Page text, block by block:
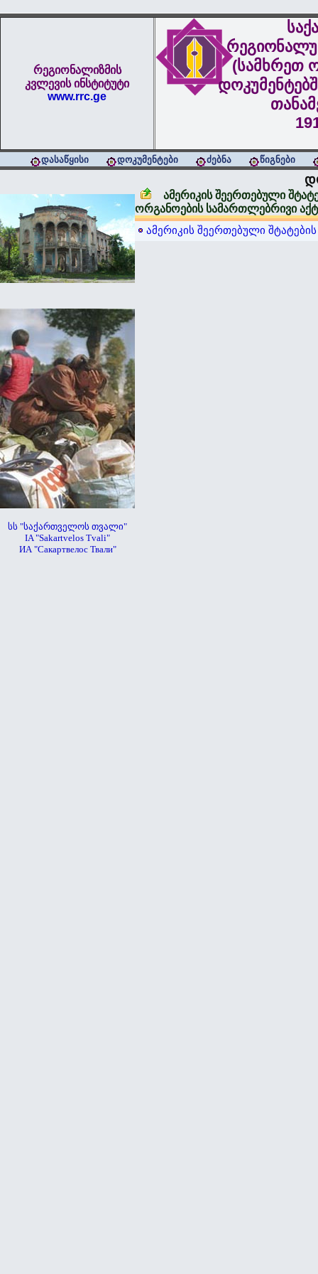
რეგიონალიზმის
კვლევის ინსტიტუტი
www.rrc.ge
(სამხრეთ
დასაწყისი დოკუმენტები ძებნა წიგნები
სს "საქართველოს თვალი"
IA "Sakartvelos Tvali"
ИА "Сакартвелос Твали"
ამერიკის შეერთებული
ორგანოების სამართლებრივი
ამერიკის შეერთებული შტატების